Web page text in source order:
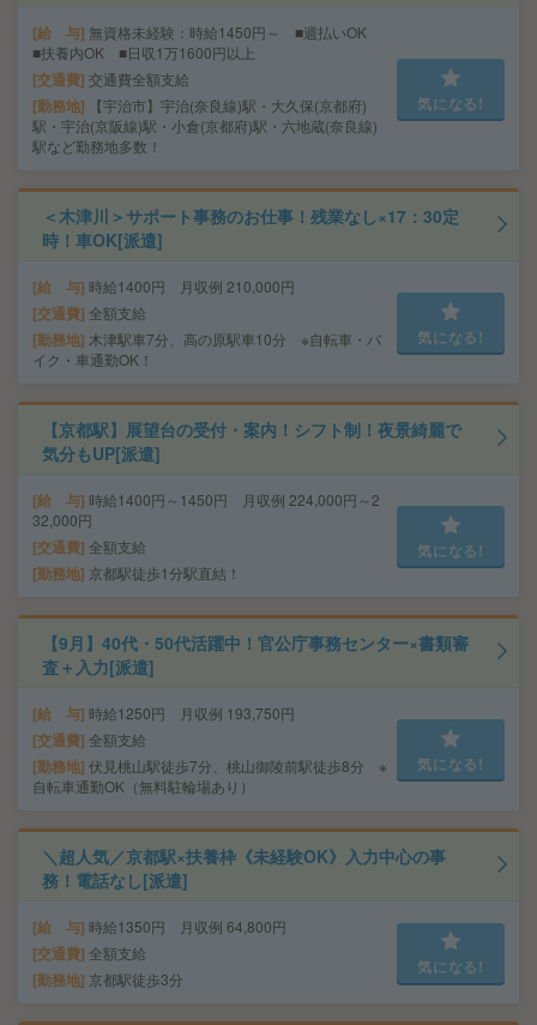
給 与 無資格未経験：時給1450円～ ■週払いOK
■扶養内OK ■日収1万1600円以上
交通費 交通費全額支給
勤務地
【宇治市】宇治(奈良線)駅・大久保(京都府)
駅・宇治(京阪線)駅・小倉(京都府)駅・六地蔵(奈良線)
駅など勤務地多数！
気になる!
＜木津川＞サポート事務のお仕事！残業なし×17：30定
時！車OK[派遣]
給 与 時給1400円 月収例 210,000円
交通費 全額支給
勤務地 木津駅車7分、高の原駅車10分 ※自転車・バ
イク・車通勤OK！
気になる!
【京都駅】展望台の受付・案内！シフト制！夜景綺麗で
気分もUP[派遣]
給 与 時給1400円～1450円 月収例 224,000円～2
32,000円
交通費 全額支給
勤務地 京都駅徒歩1分駅直結！
気になる!
【9月】40代・50代活躍中！官公庁事務センター×書類審
査＋入力[派遣]
給 与 時給1250円 月収例 193,750円
交通費 全額支給
勤務地 伏見桃山駅徒歩7分、桃山御陵前駅徒歩8分 ※
自転車通勤OK（無料駐輪場あり）
気になる!
＼超人気／京都駅×扶養枠《未経験OK》入力中心の事
務！電話なし[派遣]
給 与 時給1350円 月収例 64,800円
交通費 全額支給
勤務地 京都駅徒歩3分
気になる!